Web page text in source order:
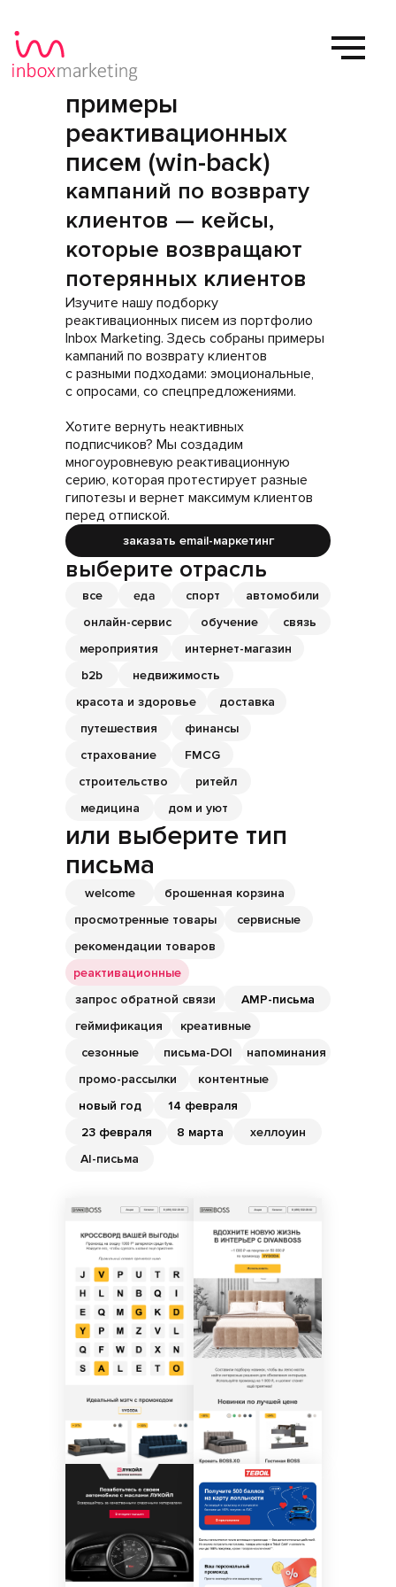
примеры
реактивационных
писем (win-back)
кампаний по возврату
клиентов — кейсы,
которые возвращают
потерянных клиентов
Изучите нашу подборку
реактивационных писем из портфолио
Inbox Marketing. Здесь собраны примеры
кампаний по возврату клиентов
с разными подходами: эмоциональные,
с опросами, со спецпредложениями.
Хотите вернуть неактивных
подписчиков? Мы создадим
многоуровневую реактивационную
серию, которая протестирует разные
гипотезы и вернет максимум клиентов
перед отпиской.
заказать email-маркетинг
выберите отрасль
все еда спорт
автомобили
онлайн-сервис
обучение
связь
мероприятия
интернет-магазин
b2b
недвижимость
красота и здоровье
доставка
путешествия
финансы
страхование
FMCG
строительство
ритейл
медицина
дом и уют
или выберите тип
письма
welcome
брошенная корзина
просмотренные товары
сервисные
рекомендации товаров
реактивационные
запрос обратной связи
АМР-письма
геймификация
креативные
сезонные
письма-DOI
напоминания
промо-рассылки
контентные
новый год
14 февраля
23 февраля
8 марта
хеллоуин
AI-письма